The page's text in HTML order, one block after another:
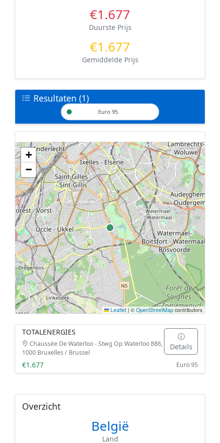
€1.677
Duurste Prijs
€1.677
Gemiddelde Prijs
Resultaten (1)
Euro 95
Geen tankstations met locatiegegevens gevonden.
De kaart kan niet worden weergegeven zonder GPS coördinaten.
+
−
Leaflet | © OpenStreetMapcontributors
TOTALENERGIES
Chaussée De Waterloo - Stwg Op Waterloo 886,
1000 Bruxelles / Brussel
Details
€1.677
Euro 95
Overzicht
België
Land